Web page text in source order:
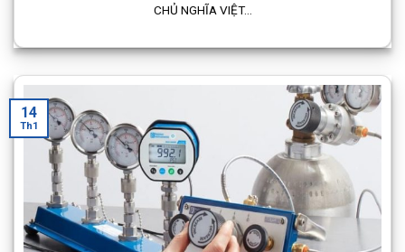
CHỦ NGHĨA VIỆT...
14
Th1